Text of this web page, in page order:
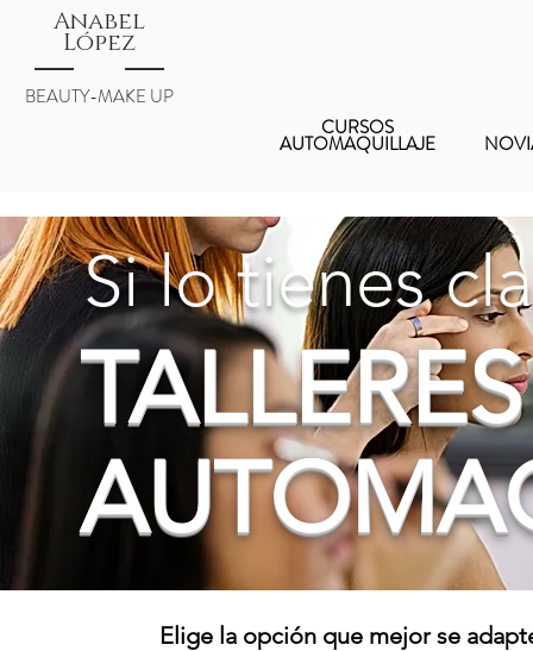
Anabel
López
AUTOMAQUILLAJE
CURSOS
NOVIAS
Anabel
López
BEAUTY-MAKE UP
CURSOS
AUTOMAQUILLAJE
Si lo tienes
Elige la opción que mejor se